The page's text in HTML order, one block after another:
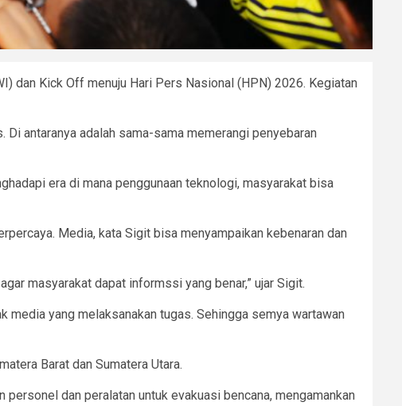
dan Kick Off menuju Hari Pers Nasional (HPN) 2026. Kegiatan
antaranya adalah sama-sama memerangi penyebaran
era di mana penggunaan teknologi, masyarakat bisa
Media, kata Sigit bisa menyampaikan kebenaran dan
masyarakat dapat informssi yang benar,” ujar Sigit.
yang melaksanakan tugas. Sehingga semya wartawan
Barat dan Sumatera Utara.
dan peralatan untuk evakuasi bencana, mengamankan